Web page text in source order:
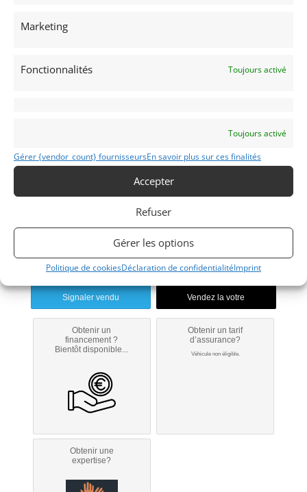
Marketing
Fonctionnalités Toujours activé
Toujours activé
Gérer {vendor_count} fournisseursEn savoir plus sur ces finalités
Accepter
Refuser
Gérer les options
Politique de cookiesDéclaration de confidentialitéImprint
2015
Modifier mon annonce
Contacter le vendeur par mail
Signaler vendu
Obtenir un
financement ?
Bientôt disponible...
Obtenir un tarif
d’assurance?
Véhicule non éligible.
Obtenir une
expertise?